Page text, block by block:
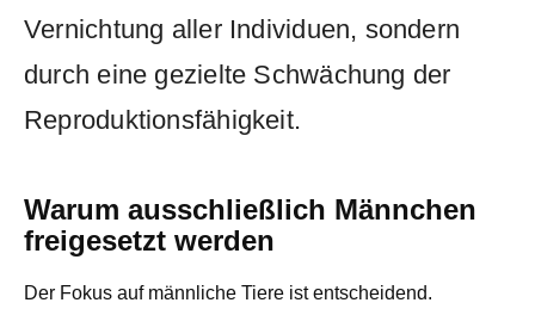
Vernichtung aller Individuen, sondern
durch eine gezielte Schwächung der
Reproduktionsfähigkeit.
Warum ausschließlich Männchen
freigesetzt werden
Der Fokus auf männliche Tiere ist entscheidend.